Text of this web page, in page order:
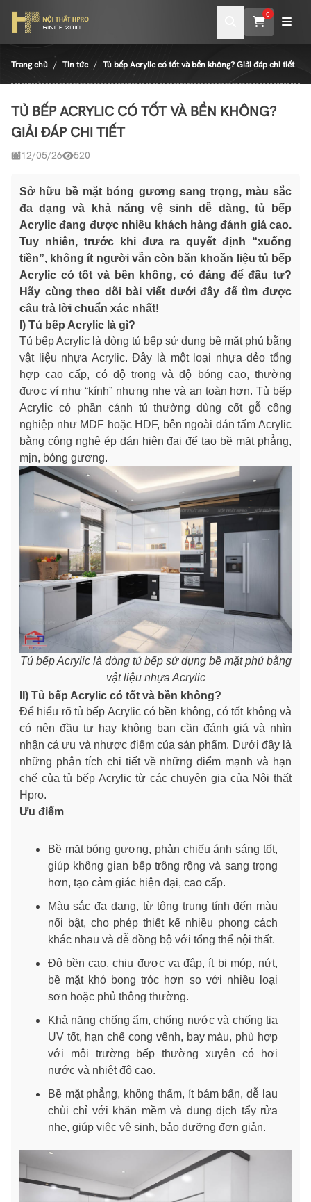
0
Trang chủ Tin tức Tủ bếp Acrylic có tốt và bền không? Giải đáp chi tiết
TỦ BẾP ACRYLIC CÓ TỐT VÀ BỀN KHÔNG?
GIẢI ĐÁP CHI TIẾT
12/05/26 520
Sở hữu bề mặt bóng gương sang trọng, màu sắc
đa dạng và khả năng vệ sinh dễ dàng, tủ bếp
Acrylic đang được nhiều khách hàng đánh giá cao.
Tuy nhiên, trước khi đưa ra quyết định “xuống
tiền”, không ít người vẫn còn băn khoăn liệu tủ bếp
Acrylic có tốt và bền không, có đáng để đầu tư?
Hãy cùng theo dõi bài viết dưới đây để tìm được
câu trả lời chuẩn xác nhất!
I) Tủ bếp Acrylic là gì?
Tủ bếp Acrylic là dòng tủ bếp sử dụng bề mặt phủ bằng
vật liệu nhựa Acrylic. Đây là một loại nhựa dẻo tổng
hợp cao cấp, có độ trong và độ bóng cao, thường
được ví như “kính” nhưng nhẹ và an toàn hơn. Tủ bếp
Acrylic có phần cánh tủ thường dùng cốt gỗ công
nghiệp như MDF hoặc HDF, bên ngoài dán tấm Acrylic
bằng công nghệ ép dán hiện đại để tạo bề mặt phẳng,
mịn, bóng gương.
Tủ bếp Acrylic là dòng tủ bếp sử dụng bề mặt phủ bằng
vật liệu nhựa Acrylic
II) Tủ bếp Acrylic có tốt và bền không?
Để hiểu rõ tủ bếp Acrylic có bền không, có tốt không và
có nên đầu tư hay không bạn cần đánh giá và nhìn
nhận cả ưu và nhược điểm của sản phẩm. Dưới đây là
những phân tích chi tiết về những điểm mạnh và hạn
chế của tủ bếp Acrylic từ các chuyên gia của Nội thất
Hpro.
Ưu điểm
Bề mặt bóng gương, phản chiếu ánh sáng tốt,
giúp không gian bếp trông rộng và sang trọng
hơn, tạo cảm giác hiện đại, cao cấp.
Màu sắc đa dạng, từ tông trung tính đến màu
nổi bật, cho phép thiết kế nhiều phong cách
khác nhau và dễ đồng bộ với tổng thể nội thất.
Độ bền cao, chịu được va đập, ít bị móp, nứt,
bề mặt khó bong tróc hơn so với nhiều loại
sơn hoặc phủ thông thường.
Khả năng chống ẩm, chống nước và chống tia
UV tốt, hạn chế cong vênh, bay màu, phù hợp
với môi trường bếp thường xuyên có hơi
nước và nhiệt độ cao.
Bề mặt phẳng, không thấm, ít bám bẩn, dễ lau
chùi chỉ với khăn mềm và dung dịch tẩy rửa
nhẹ, giúp việc vệ sinh, bảo dưỡng đơn giản.